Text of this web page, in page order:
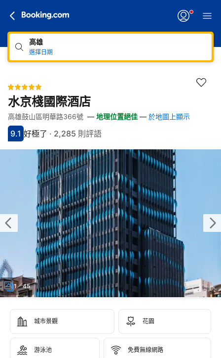
高雄
選擇日期
水京棧國際酒店
快速連結
跳至住宿介紹
跳至熱門設施
跳至客房類型
跳至訂房政策
高雄鼓山區明華路366號 — 地理位置絕佳 — 於地圖上顯示
分數9.1分
9.1
評比好極了
好極了 · 2,285 則評語
1／45
城市景觀 花園
游泳池 免費無線網路